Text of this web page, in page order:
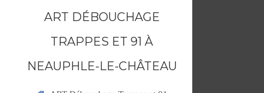
ART DÉBOUCHAGE
TRAPPES ET 91 À
NEAUPHLE-LE-CHÂTEAU